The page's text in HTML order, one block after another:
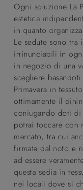
Ogni soluzione La
estetica
in quanto
Le sedute sono
irrinunciabili in
in negozio di una
scegliere
Primavera in
ottimamente il
coniugando doti
potrai toccare con
mercato, tra cui
firmate dal noto e
ad essere
questa sedia in
nei locali dove si